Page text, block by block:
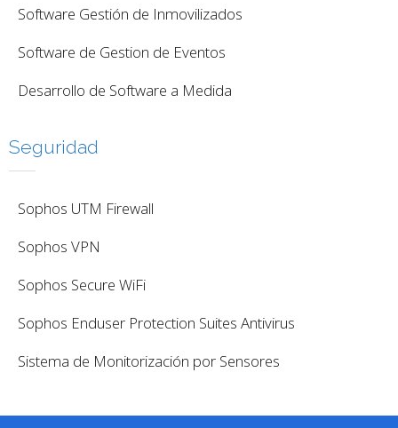
Software Gestión de Inmovilizados
Software de Gestion de Eventos
Desarrollo de Software a Medida
Seguridad
Sophos UTM Firewall
Sophos VPN
Sophos Secure WiFi
Sophos Enduser Protection Suites Antivirus
Sistema de Monitorización por Sensores